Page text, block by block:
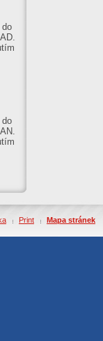
do
do
Print Mapa stránek